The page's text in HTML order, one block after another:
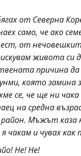
от Северна
само, че ако
от
живота си
причина
която замина
се, че ще ни
на средна
район. Мъжът
чакам и чувах как
Не! Не!